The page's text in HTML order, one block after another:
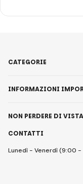
CONTATTI
Lunedì - Venerdì (9:00 -
CATEGORIE
INFORMAZIONI
NON PERDERE DI VISTA